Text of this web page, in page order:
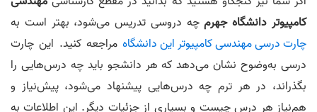
کامپیوتر دانشگاه جهرمچه دروسی تدریس می‌شود، بهتر است به
چارت درسی مهندسی کامپیوتر این دانشگاه مراجعه کنید. این چارت
درسی به‌وضوح نشان می‌دهد که هر دانشجو باید چه درس‌هایی را
بگذراند، در هر ترم چه درس‌هایی پیشنهاد می‌شود، پیش‌نیاز و
هم‌نیاز هر درس چیست و بسیاری از جزئیات دیگر. این اطلاعات به